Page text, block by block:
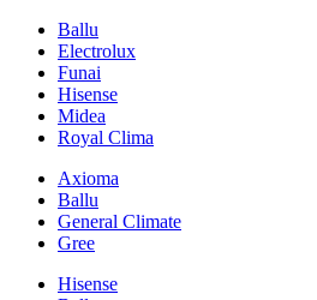
Ballu
Electrolux
Funai
Hisense
Midea
Royal Clima
Axioma
Ballu
General Climate
Gree
Hisense